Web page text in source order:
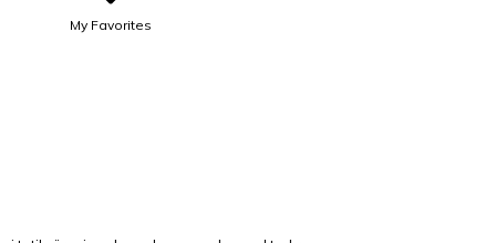
My Favorites